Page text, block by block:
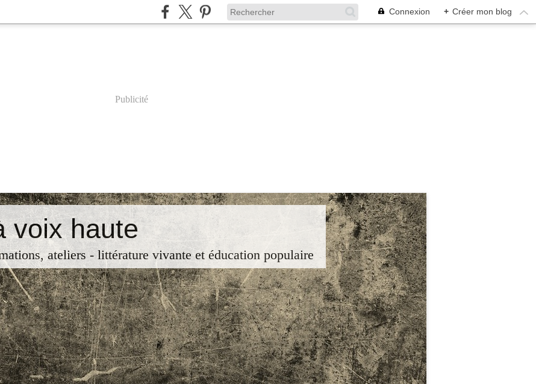
Connexion + Créer mon blog
Publicité
voix haute
ateliers - littérature vivante et éducation populaire